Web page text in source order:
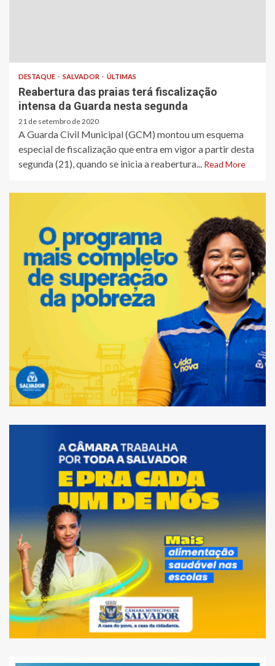
DESTAQUE SALVADOR ÚLTIMAS
Reabertura das praias terá fiscalização
intensa da Guarda nesta segunda
21 de setembro de 2020
A Guarda Civil Municipal (GCM) montou um esquema
especial de fiscalização que entra em vigor a partir desta
segunda (21), quando se inicia a reabertura...
Read More